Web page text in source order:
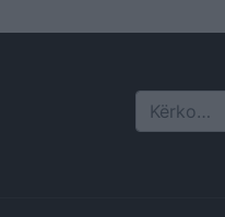
Search